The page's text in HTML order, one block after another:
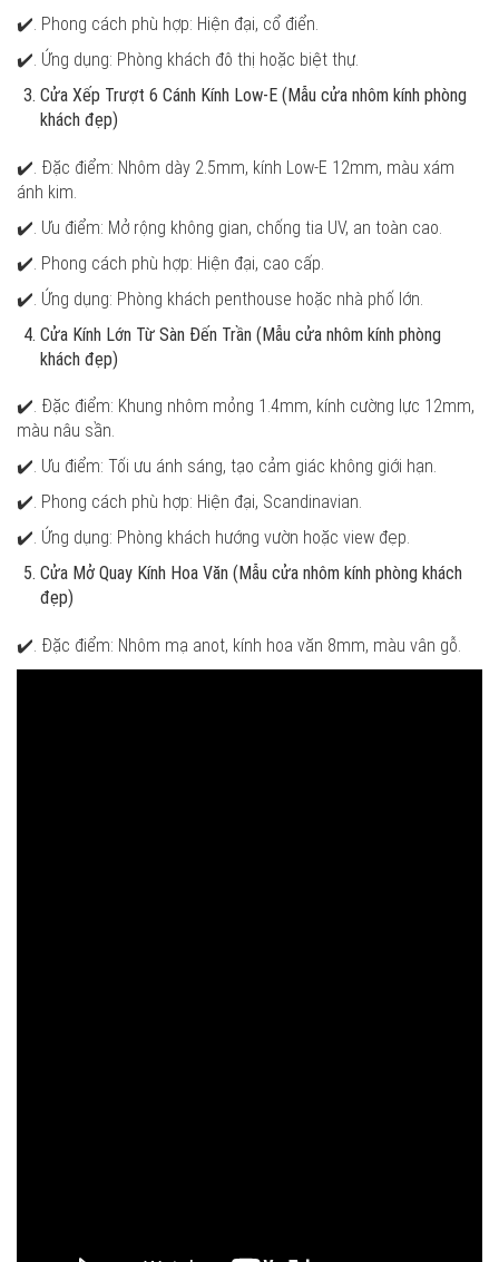
✔️. Phong cách phù hợp: Hiện đại, cổ điển.
✔️. Ứng dụng: Phòng khách đô thị hoặc biệt thự.
Cửa Xếp Trượt 6 Cánh Kính Low-E (Mẫu cửa nhôm kính phòng
khách đẹp)
✔️. Đặc điểm: Nhôm dày 2.5mm, kính Low-E 12mm, màu xám
ánh kim.
✔️. Ưu điểm: Mở rộng không gian, chống tia UV, an toàn cao.
✔️. Phong cách phù hợp: Hiện đại, cao cấp.
✔️. Ứng dụng: Phòng khách penthouse hoặc nhà phố lớn.
Cửa Kính Lớn Từ Sàn Đến Trần (Mẫu cửa nhôm kính phòng
khách đẹp)
✔️. Đặc điểm: Khung nhôm mỏng 1.4mm, kính cường lực 12mm,
màu nâu sần.
✔️. Ưu điểm: Tối ưu ánh sáng, tạo cảm giác không giới hạn.
✔️. Phong cách phù hợp: Hiện đại, Scandinavian.
✔️. Ứng dụng: Phòng khách hướng vườn hoặc view đẹp.
Cửa Mở Quay Kính Hoa Văn (Mẫu cửa nhôm kính phòng khách
đẹp)
✔️. Đặc điểm: Nhôm mạ anot, kính hoa văn 8mm, màu vân gỗ.